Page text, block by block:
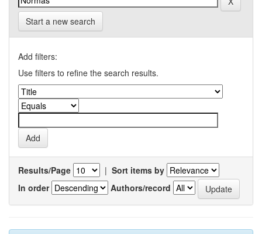
Start a new search
Add filters:
Use filters to refine the search results.
Results/Page | Sort items by
In order
Authors/record